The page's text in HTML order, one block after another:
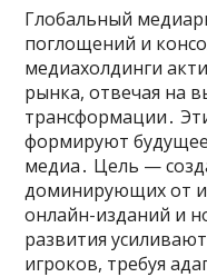
Глобальный
поглощений и
медиахолдинги
рынка, отвечая на
трансформации․
формируют
медиа․ Цель —
доминирующих от
онлайн-изданий и
развития
игроков, требуя